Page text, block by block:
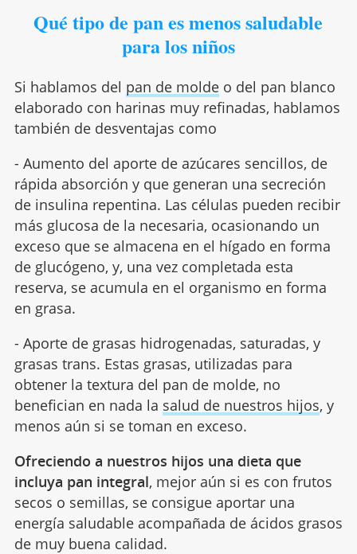
Qué tipo de pan es menos saludable
para los niños
Si hablamos del pan de moldeo del pan blanco
elaborado con harinas muy refinadas, hablamos
también de desventajas como
- Aumento del aporte de azúcares sencillos, de
rápida absorción y que generan una secreción
de insulina repentina. Las células pueden recibir
más glucosa de la necesaria, ocasionando un
exceso que se almacena en el hígado en forma
de glucógeno, y, una vez completada esta
reserva, se acumula en el organismo en forma
en grasa.
- Aporte de grasas hidrogenadas, saturadas, y
grasas trans. Estas grasas, utilizadas para
obtener la textura del pan de molde, no
benefician en nada la salud de nuestros hijos, y
menos aún si se toman en exceso.
Ofreciendo a nuestros hijos una dieta que
incluya pan integral, mejor aún si es con frutos
secos o semillas, se consigue aportar una
energía saludable acompañada de ácidos grasos
de muy buena calidad.